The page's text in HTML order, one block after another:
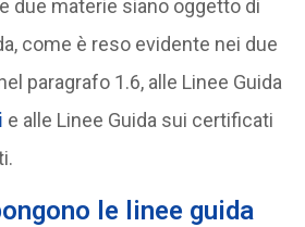
due materie siano oggetto di
come è reso evidente nei due
paragrafo 1.6, alle Linee Guida
e alle Linee Guida sui certificati
le linee guida